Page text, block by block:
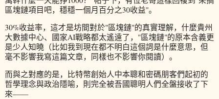
區塊鏈項目吧，穩穩一個月百分之30收益"。
30%收益率，這才是坊間對於"區塊鏈"的真實理解，什麼貴州
大數據中心、國家AI戰略都太遙遠了，"區塊鏈"的原本含義更
是少人知曉（比如我到現在都不明白這個詞是什麼意思，但
毫不影響我寫這篇文章，同樣也不影響你閱讀）。
而與之對應的是，比特幣創始人中本聰和密碼朋客們起初的
哲學理念與政治隱喻，則完全被吾國聰明人們全盤接收了下
來——